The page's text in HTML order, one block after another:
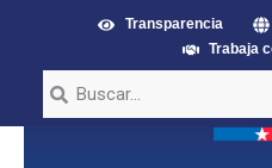
Transparencia
Trabaja